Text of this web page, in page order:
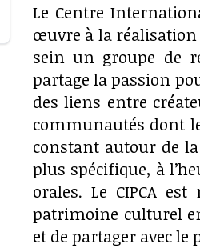
Le Centre
œuvre à la réalisation
sein un groupe de
partage la passion
des liens entre
communautés dont
constant autour de
plus spécifique, à
orales. Le CIPCA
patrimoine culturel
et de partager avec